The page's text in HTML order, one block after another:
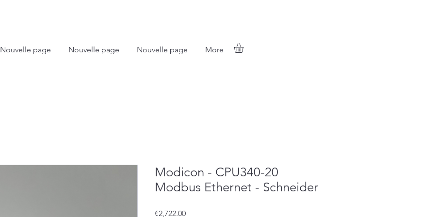
Nouvelle page Nouvelle page Nouvelle page More
Modicon - CPU340-20
Modbus Ethernet - Schneider
€2,722.00Price